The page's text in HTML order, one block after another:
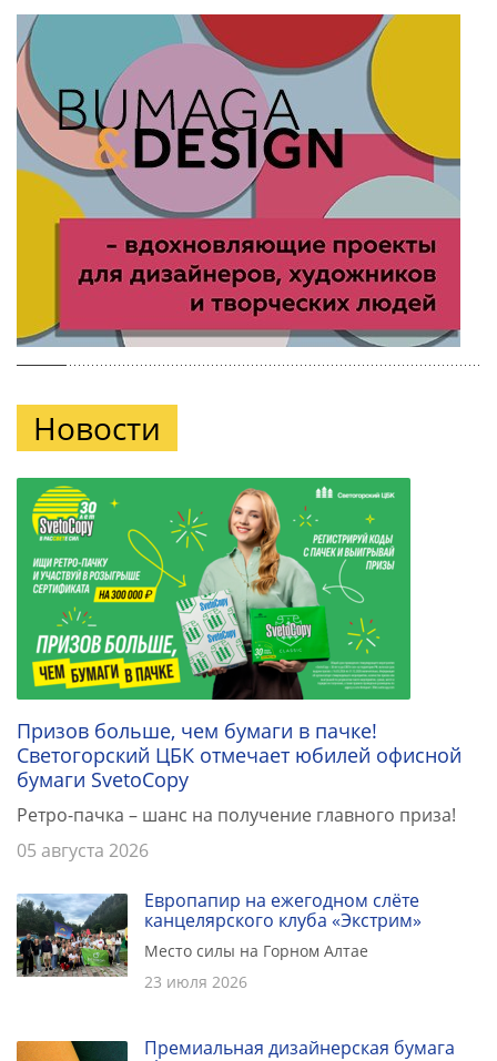
Новости
Призов больше, чем бумаги в пачке!
Светогорский ЦБК отмечает юбилей офисной
бумаги SvetoCopy
Ретро-пачка – шанс на получение главного приза!
05 августа 2026
Европапир на ежегодном слёте
канцелярского клуба «Экстрим»
Место силы на Горном Алтае
23 июля 2026
Премиальная дизайнерская бумага